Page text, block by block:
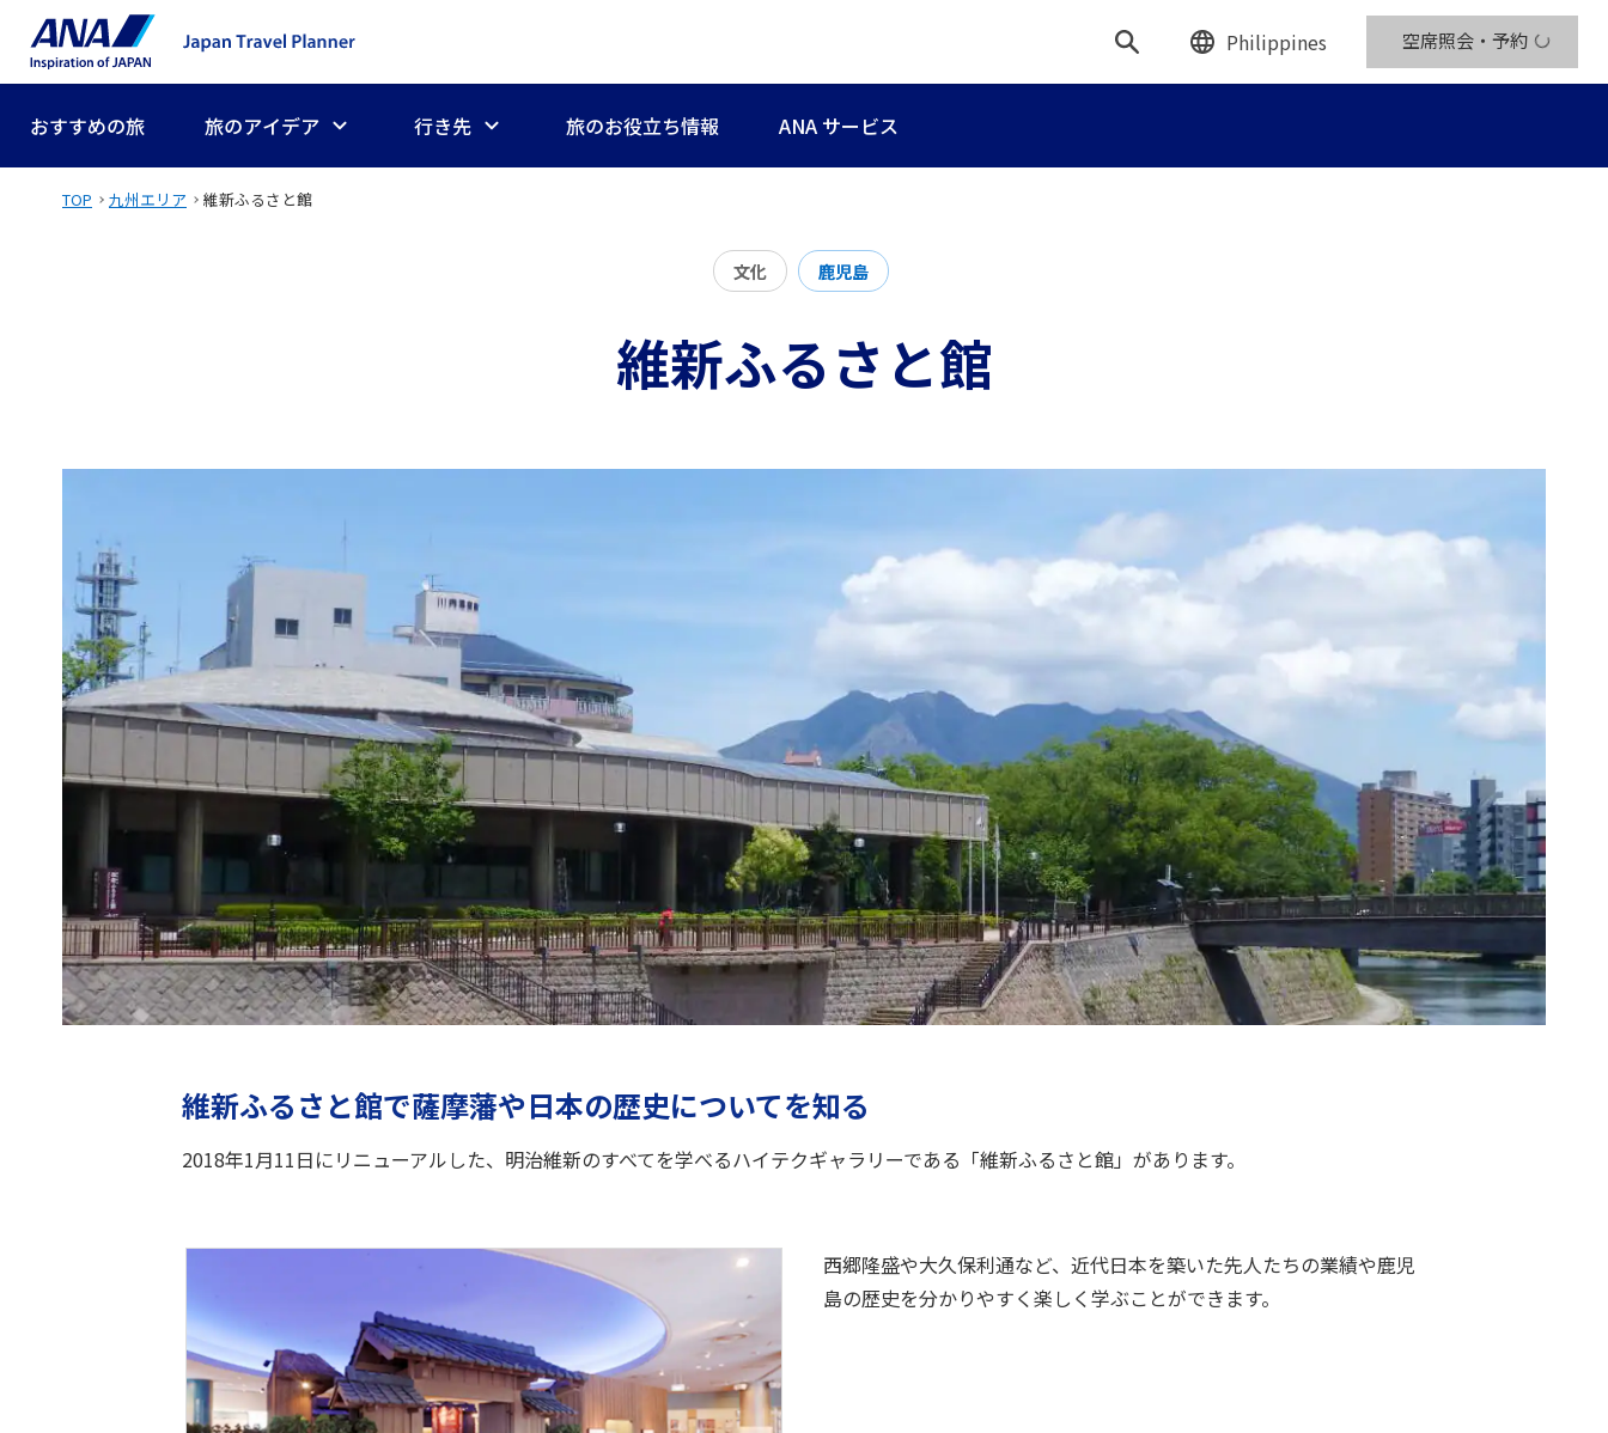
Philippines 空席照会・予約
おすすめの旅 旅のアイデア 行き先 旅のお役立ち情報 ANA サービス
TOP 九州エリア 維新ふるさと館
文化 鹿児島
維新ふるさと館
維新ふるさと館で薩摩藩や日本の歴史についてを知る
2018年1月11日にリニューアルした、明治維新のすべてを学べるハイテクギャラリーである「維新ふるさと館」があります。
西郷隆盛や大久保利通など、近代日本を築いた先人たちの業績や鹿児
島の歴史を分かりやすく楽しく学ぶことができます。